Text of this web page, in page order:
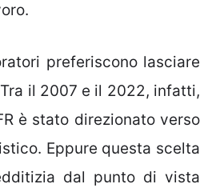
preferiscono lasciare
il 2007 e il 2022, infatti,
è stato direzionato verso
Eppure questa scelta
dal punto di vista